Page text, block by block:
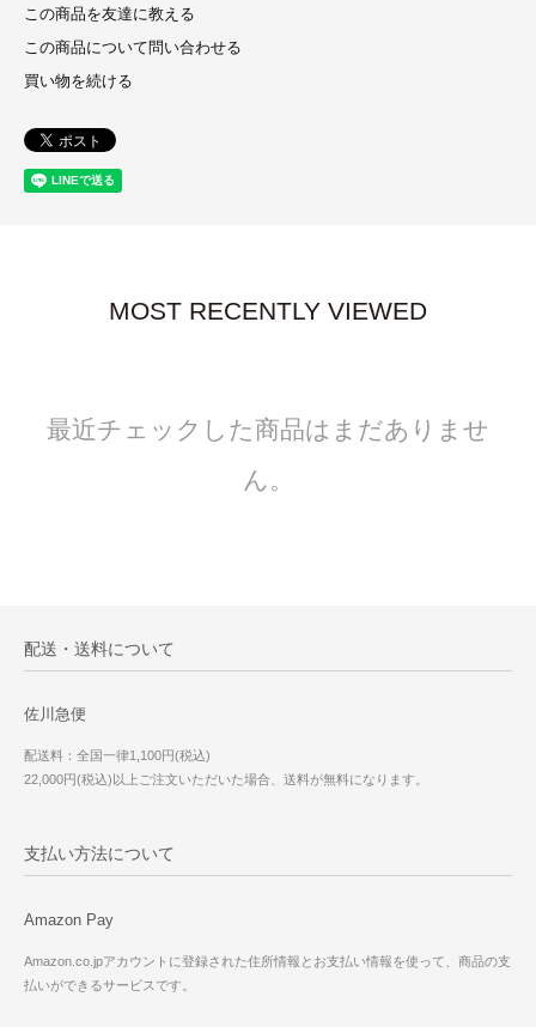
この商品を友達に教える
この商品について問い合わせる
買い物を続ける
MOST RECENTLY VIEWED
最近チェックした商品はまだありませ
ん。
配送・送料について
佐川急便
配送料：全国一律1,100円(税込)
22,000円(税込)以上ご注文いただいた場合、送料が無料になります。
支払い方法について
Amazon Pay
Amazon.co.jpアカウントに登録された住所情報とお支払い情報を使って、商品の支
払いができるサービスです。